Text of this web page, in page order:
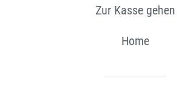
Zur Kasse gehen
Home